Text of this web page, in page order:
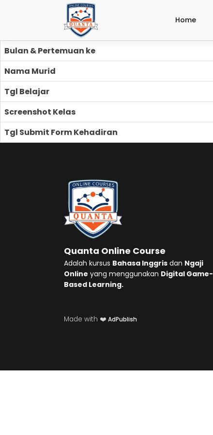
Home
Bulan & Pertemuan ke
Nama Murid
Tgl Belajar
Screenshot Kelas
Tgl Submit Form Kehadiran
Quanta Online Course
Adalah kursus Bahasa Inggris dan Ngaji
Online yang menggunakan Digital Game-
Based Learning.
Made with ❤️ AdPublish